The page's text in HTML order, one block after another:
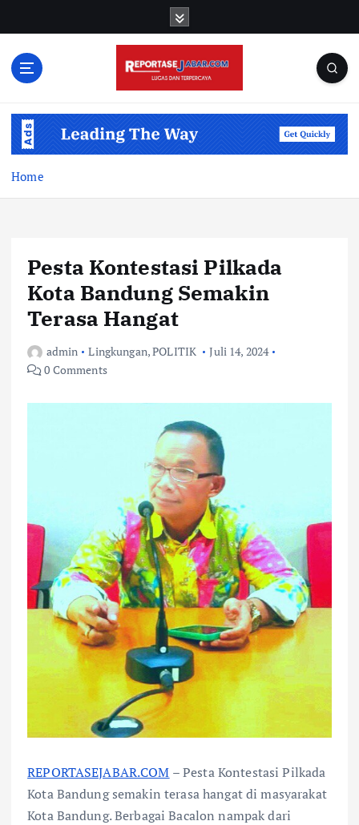
Home
Pesta Kontestasi Pilkada
Kota Bandung Semakin
Terasa Hangat
admin Lingkungan,POLITIK
Juli 14, 2024
0 Comments
REPORTASEJABAR.COM – Pesta Kontestasi Pilkada
Kota Bandung semakin terasa hangat di masyarakat
Kota Bandung. Berbagai Bacalon nampak dari